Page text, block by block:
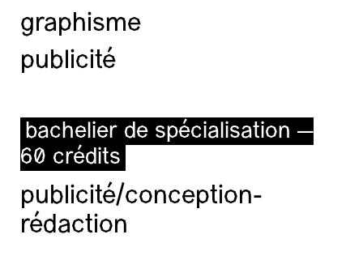
graphisme
publicité
bachelier de spécialisation —
60 crédits
publicité/conception-
rédaction